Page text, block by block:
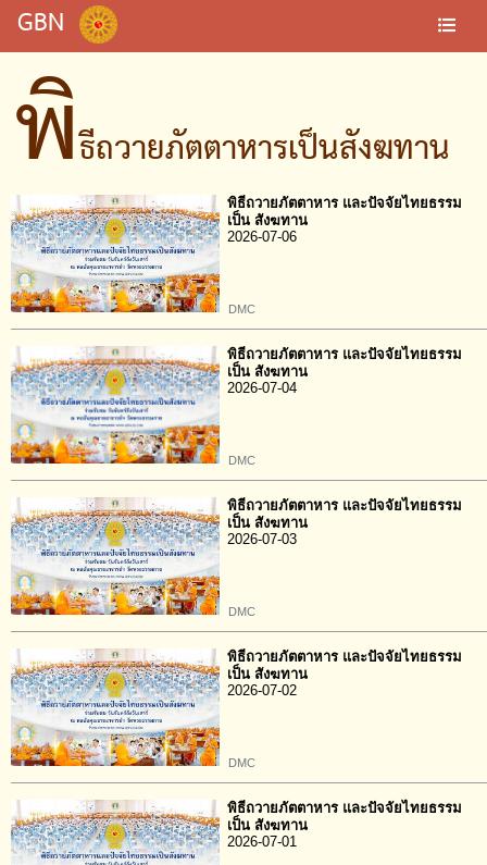
GBN
พิธีถวายภัตตาหารเป็นสังฆทาน
พิธีถวายภัตตาหาร และปัจจัยไทยธรรม
เป็น สังฆทาน
2026-07-06
DMC
พิธีถวายภัตตาหาร และปัจจัยไทยธรรม
เป็น สังฆทาน
2026-07-04
DMC
พิธีถวายภัตตาหาร และปัจจัยไทยธรรม
เป็น สังฆทาน
2026-07-03
DMC
พิธีถวายภัตตาหาร และปัจจัยไทยธรรม
เป็น สังฆทาน
2026-07-02
DMC
พิธีถวายภัตตาหาร และปัจจัยไทยธรรม
เป็น สังฆทาน
2026-07-01